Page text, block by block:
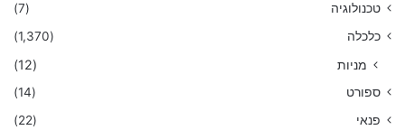
טכנולוגיה
(7)
כלכלה
(1,370)
מניות (12)
ספורט
(14)
פנאי
(22)